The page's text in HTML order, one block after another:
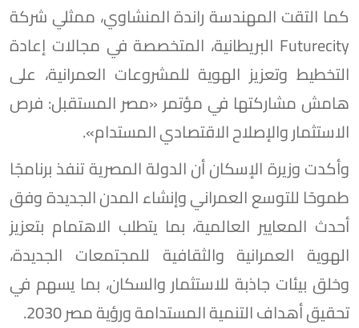
كما التقت المهندسة راندة المنشاوي، ممثلي شركة
Futurecity البريطانية، المتخصصة في مجالات إعادة
التخطيط وتعزيز الهوية للمشروعات العمرانية، على
هامش مشاركتها في مؤتمر «مصر المستقبل: فرص
الاستثمار والإصلاح الاقتصادي المستدام».
وأكدت وزيرة الإسكان أن الدولة المصرية تنفذ برنامجًا
طموحًا للتوسع العمراني وإنشاء المدن الجديدة وفق
أحدث المعايير العالمية، بما يتطلب الاهتمام بتعزيز
الهوية العمرانية والثقافية للمجتمعات الجديدة،
وخلق بيئات جاذبة للاستثمار والسكان، بما يسهم في
تحقيق أهداف التنمية المستدامة ورؤية مصر 2030.